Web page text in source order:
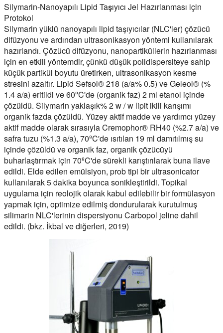
Silymarin-Nanoyapılı Lipid Taşıyıcı Jel Hazırlanması için
Protokol
Silymarin yüklü nanoyapılı lipid taşıyıcılar (NLC'ler) çözücü
difüzyonu ve ardından ultrasonikasyon yöntemi kullanılarak
hazırlandı. Çözücü difüzyonu, nanopartiküllerin hazırlanması
için en etkili yöntemdir, çünkü düşük polidispersiteye sahip
küçük partikül boyutu üretirken, ultrasonikasyon kesme
stresini azaltır. Lipid Sefsol® 218 (a/a% 0.5) ve Geleol® (%
1.4 a/a) eritildi ve 60ºC'de (organik faz) 2 ml etanol içinde
çözüldü. Silymarin yaklaşık% 2 w / w lipit ikili karışımı
organik fazda çözüldü. Yüzey aktif madde ve yardımcı yüzey
aktif madde olarak sırasıyla Cremophor® RH40 (%2.7 a/a) ve
safra tuzu (%1.3 a/a), 70ºC'de ısıtılan 19 ml damıtılmış su
içinde çözüldü ve organik faz, organik çözücüyü
buharlaştırmak için 70ºC'de sürekli karıştırılarak buna ilave
edildi. Elde edilen emülsiyon, prob tipi bir ultrasonicator
kullanılarak 5 dakika boyunca sonikleştirildi. Topikal
uygulama için reolojik olarak kabul edilebilir bir formülasyon
yapmak için, optimize edilmiş dondurularak kurutulmuş
silimarin NLC'lerinin dispersiyonu Carbopol jeline dahil
edildi. (bkz. İkbal ve diğerleri, 2019)